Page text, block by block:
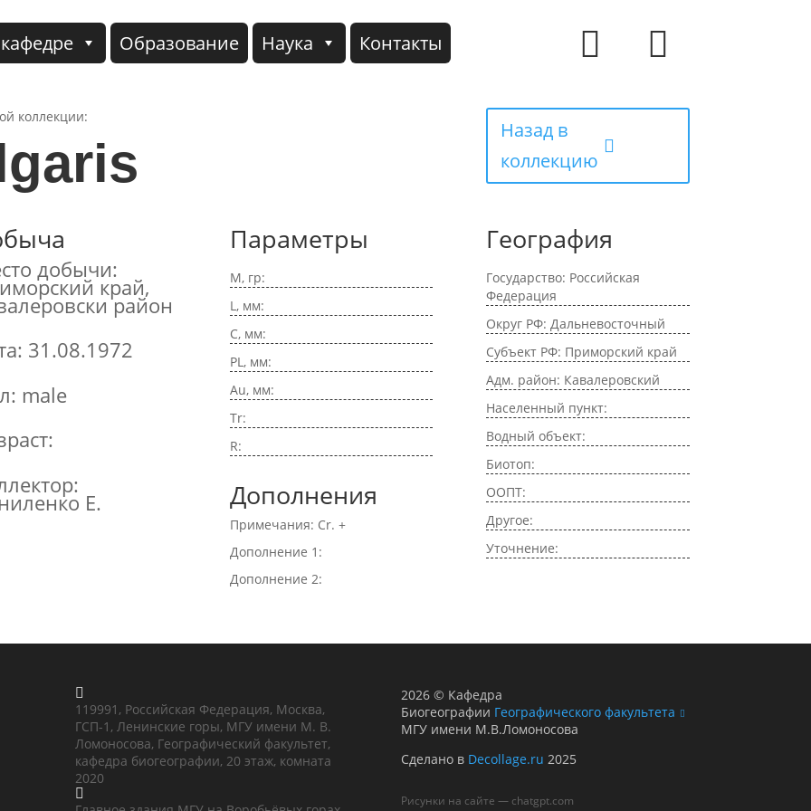
Образование Наука Контакты
коллекции:
Назад в
коллекцию
добычи:
край,
район
31.08.1972
male
Е.
Параметры
M, гр:
L, мм:
C, мм:
PL, мм:
Au, мм:
Tr:
R:
Дополнения
Примечания: Cr. +
Дополнение 1:
Дополнение 2:
География
Государство: Российская
Федерация
Округ РФ: Дальневосточный
Субъект РФ: Приморский край
Адм. район: Кавалеровский
Населенный пункт:
Водный объект:
Биотоп:
ООПТ:
Другое:
Уточнение:

119991, Российская Федерация, Москва,
ГСП-1, Ленинские горы, МГУ имени М. В.
Ломоносова, Географический факультет,
кафедра биогеографии, 20 этаж, комната
2020

2026 © Кафедра
Биогеографии Географического факультета
МГУ имени М.В.Ломоносова
Сделано в Decollage.ru 2025
Рисунки на сайте — chatgpt.com